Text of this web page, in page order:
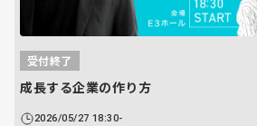
受付終了
成長する企業の作り方
2026/05/27 18:30-